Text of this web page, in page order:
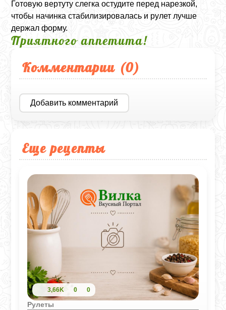
Готовую вертуту слегка остудите перед нарезкой,
чтобы начинка стабилизировалась и рулет лучше
держал форму.
Приятного аппетита!
Комментарии (0)
Добавить комментарий
Еще рецепты
3,66K 0 0
Рулеты